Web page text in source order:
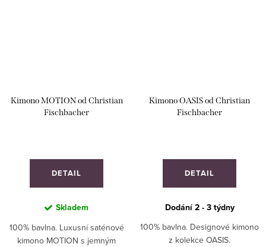
Kimono MOTION od Christian
Fischbacher
DETAIL
Skladem
100% bavlna. Luxusní saténové
kimono MOTION s jemným
Kimono OASIS od Christian
Fischbacher
DETAIL
Dodání 2 - 3 týdny
100% bavlna. Designové kimono
z kolekce OASIS.